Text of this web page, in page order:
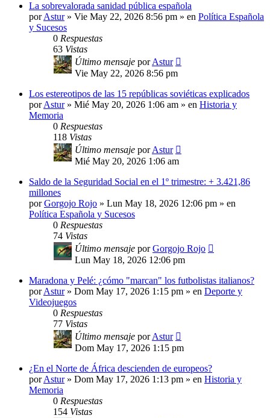
La sobrevalorada sanidad pública española
porAstur» Vie May 22, 2026 8:56 pm » en Política Española
y Sucesos
0 Respuestas
63 Vistas
Último mensaje porAstur
Vie May 22, 2026 8:56 pm
Los estereotipos de las 15 repúblicas soviéticas explicados
porAstur» Mié May 20, 2026 1:06 am » en Historia y
Memoria
0 Respuestas
118 Vistas
Último mensaje porAstur
Mié May 20, 2026 1:06 am
Saldo de la Seguridad Social en el 1º trimestre: + 3.421,86
millones
porGorgojo Rojo » Lun May 18, 2026 12:06 pm » en
Política Española y Sucesos
0 Respuestas
74 Vistas
Último mensaje porGorgojo Rojo
Lun May 18, 2026 12:06 pm
Maradona y Pelé: ¿cómo "marcan" los futbolistas italianos?
porAstur» Dom May 17, 2026 1:15 pm » en Deporte y
Videojuegos
0 Respuestas
77 Vistas
Último mensaje porAstur
Dom May 17, 2026 1:15 pm
¿En el Norte de África descienden de europeos?
porAstur» Dom May 17, 2026 1:13 pm » en Historia y
Memoria
0 Respuestas
154 Vistas